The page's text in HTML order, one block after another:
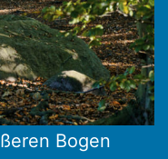
Bogen